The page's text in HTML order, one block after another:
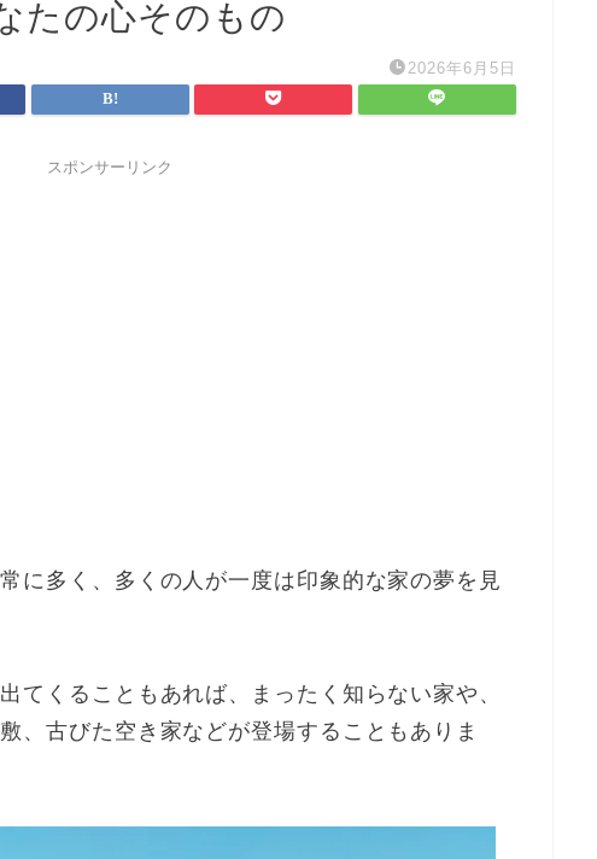
たの心そのもの
2026年6月5日
スポンサーリンク
に多く、多くの人が一度は印象的な家の夢を見
てくることもあれば、まったく知らない家や、
、古びた空き家などが登場することもありま